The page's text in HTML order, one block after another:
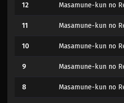
12 Masamune-kun no
11 Masamune-kun no
10 Masamune-kun no
9 Masamune-kun no
8 Masamune-kun no